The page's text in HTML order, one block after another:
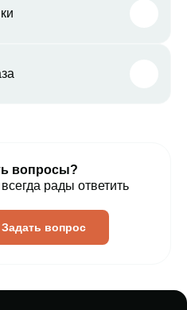
вопросы?
рады ответить
Задать вопрос